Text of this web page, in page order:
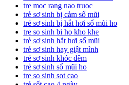
tre moc rang nao truoc
trẻ sơ sinh bị cảm sổ mũi
trẻ sơ sinh bị hắt hơi sổ mũi ho
tre so sinh bi ho kho khe
trẻ sơ sinh hắt hơi sổ mũi
trẻ sơ sinh hay giật mình
trẻ sơ sinh khóc đêm
trẻ sơ sinh sổ mũi ho
tre so sinh sot cao